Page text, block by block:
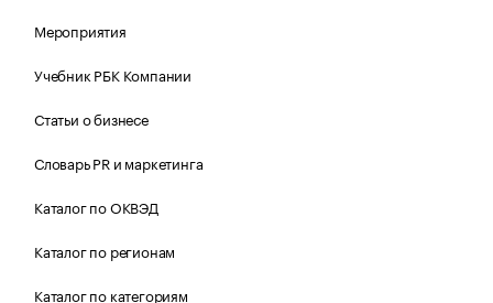
Мероприятия
Учебник РБК Компании
Статьи о бизнесе
Словарь PR и маркетинга
Каталог по ОКВЭД
Каталог по регионам
Каталог по категориям